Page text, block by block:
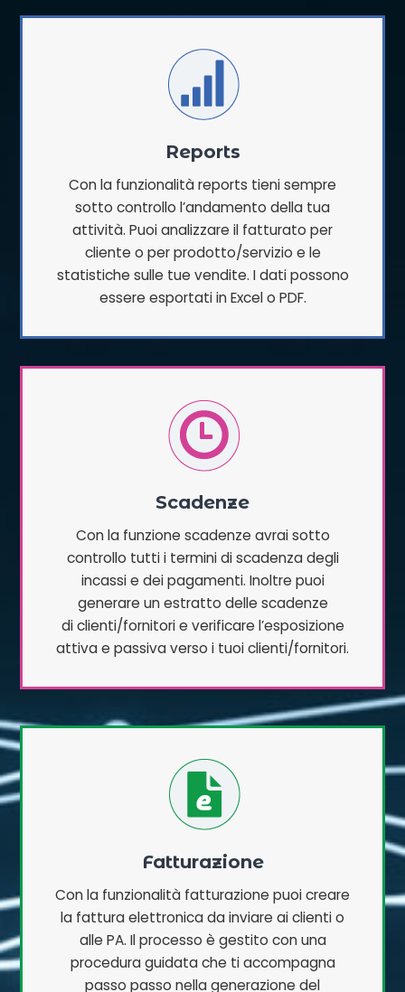
Reports
Con la funzionalità reports tieni sempre
sotto controllo l’andamento della tua
attività. Puoi analizzare il fatturato per
cliente o per prodotto/servizio e le
statistiche sulle tue vendite. I dati possono
essere esportati in Excel o PDF.
Scadenze
Con la funzione scadenze avrai sotto
controllo tutti i termini di scadenza degli
incassi e dei pagamenti. Inoltre puoi
generare un estratto delle scadenze
di clienti/fornitori e verificare l’esposizione
attiva e passiva verso i tuoi clienti/fornitori.
Fatturazione
Con la funzionalità fatturazione puoi creare
la fattura elettronica da inviare ai clienti o
alle PA. Il processo è gestito con una
procedura guidata che ti accompagna
passo passo nella generazione del